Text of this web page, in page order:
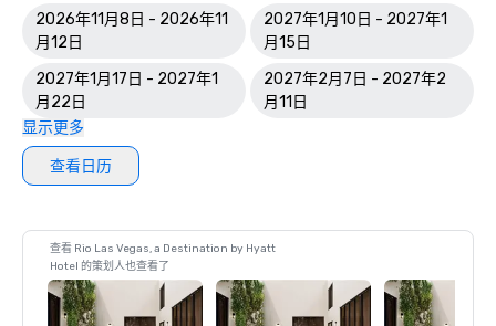
2026年11月8日 - 2026年11
月12日
2027年1月10日 - 2027年1
月15日
2027年1月17日 - 2027年1
月22日
2027年2月7日 - 2027年2
月11日
显示更多
查看日历
查看 Rio Las Vegas, a Destination by Hyatt
Hotel 的策划人也查看了